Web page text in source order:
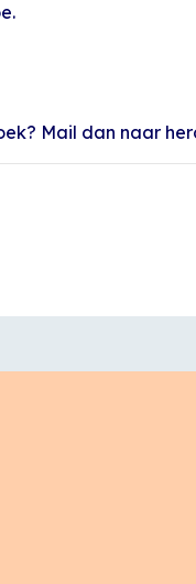
Mail dan naar